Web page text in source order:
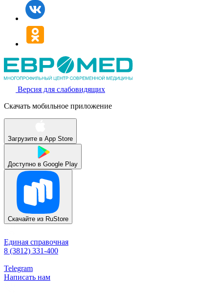
Версия для слабовидящих
Скачать мобильное приложение
Загрузите в App Store
Доступно в Google Play
Скачайте из RuStore
Единая справочная
8 (3812) 331-400
Telegram
Написать нам